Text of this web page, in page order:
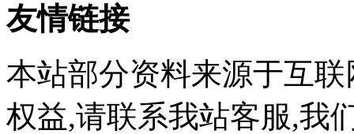
友情链接
本站部分资料来源于互
权益,请联系我站客服,我